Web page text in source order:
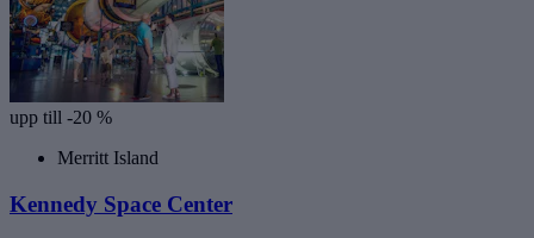
upp till -20 %
Merritt Island
Kennedy Space Center